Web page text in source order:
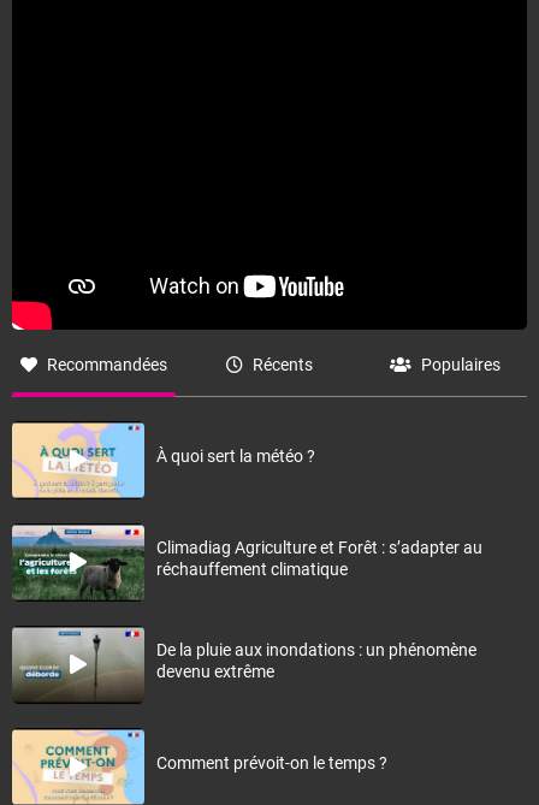
Recommandées Récents Populaires
À quoi sert la météo ?
Climadiag Agriculture et Forêt : s’adapter au
réchauffement climatique
De la pluie aux inondations : un phénomène
devenu extrême
Comment prévoit-on le temps ?